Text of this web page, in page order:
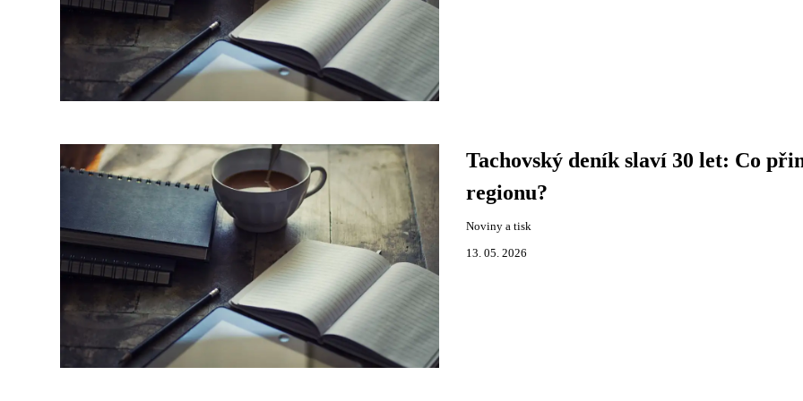
Tachovský deník slaví 30 let: Co
regionu?
Noviny a tisk
13. 05. 2026